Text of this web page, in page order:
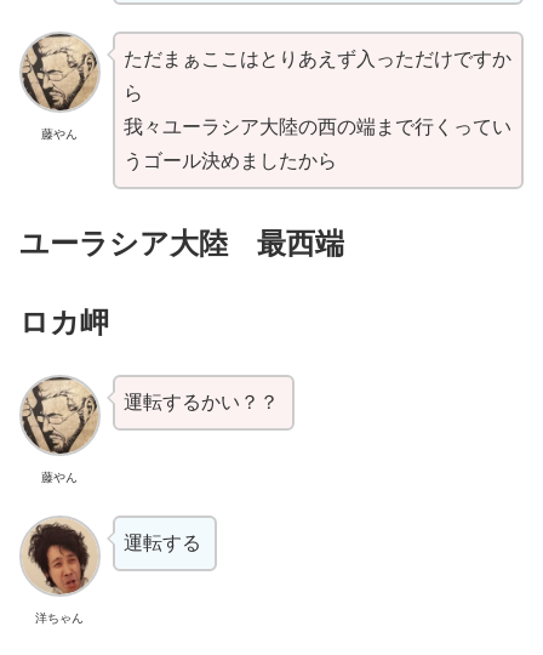
藤やん
ただまぁここはとりあえず入っただけですか
ら
我々ユーラシア大陸の西の端まで行くってい
うゴール決めましたから
ユーラシア大陸 最西端
ロカ岬
藤やん
運転するかい？？
洋ちゃん
運転する